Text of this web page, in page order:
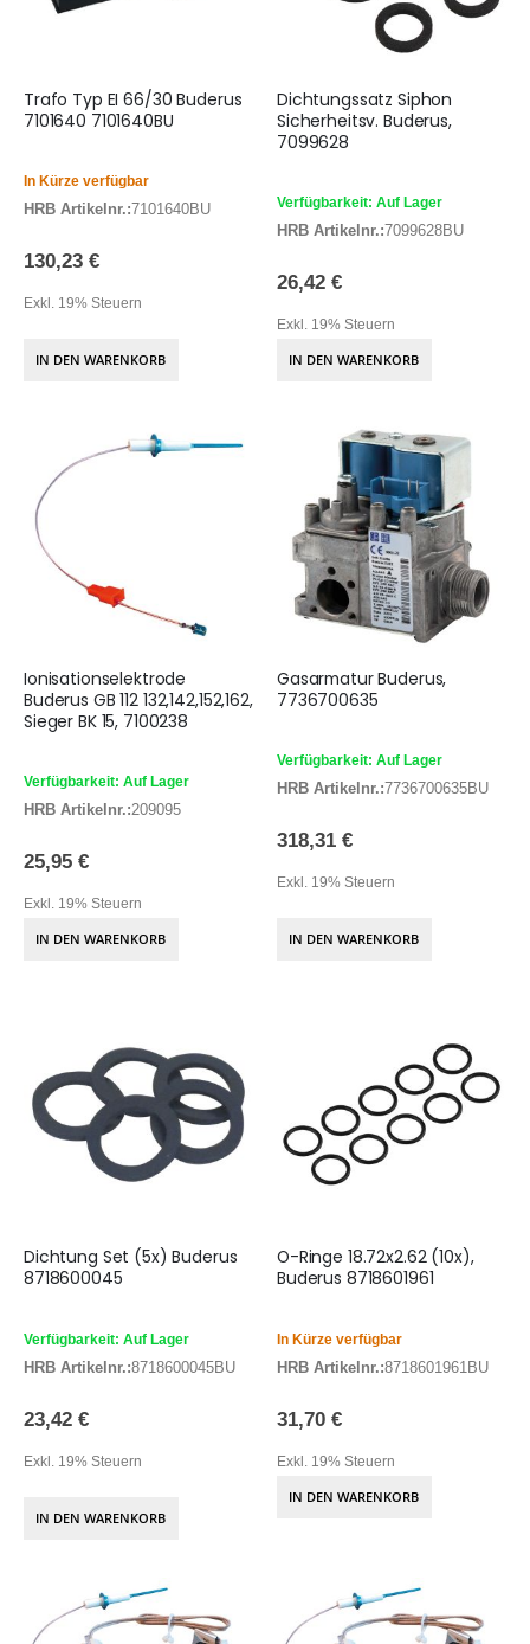
Trafo Typ EI 66/30 Buderus
7101640 7101640BU
In Kürze verfügbar
HRB Artikelnr.:7101640BU
130,23 €
Exkl. 19% Steuern
IN DEN WARENKORB
Dichtungssatz Siphon
Sicherheitsv. Buderus,
7099628
Verfügbarkeit: Auf Lager
HRB Artikelnr.:7099628BU
26,42 €
Exkl. 19% Steuern
IN DEN WARENKORB
Ionisationselektrode
Buderus GB 112 132,142,152,162,
Sieger BK 15, 7100238
Verfügbarkeit: Auf Lager
HRB Artikelnr.:209095
25,95 €
Exkl. 19% Steuern
IN DEN WARENKORB
Gasarmatur Buderus,
7736700635
Verfügbarkeit: Auf Lager
HRB Artikelnr.:7736700635BU
318,31 €
Exkl. 19% Steuern
IN DEN WARENKORB
Dichtung Set (5x) Buderus
8718600045
Verfügbarkeit: Auf Lager
HRB Artikelnr.:8718600045BU
23,42 €
Exkl. 19% Steuern
IN DEN WARENKORB
O-Ringe 18.72x2.62 (10x),
Buderus 8718601961
In Kürze verfügbar
HRB Artikelnr.:8718601961BU
31,70 €
Exkl. 19% Steuern
IN DEN WARENKORB